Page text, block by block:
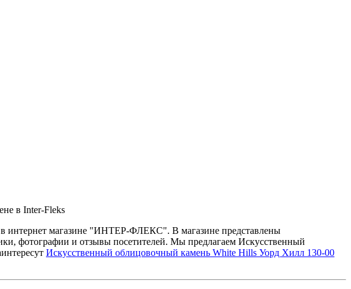
в Inter-Fleks
интернет магазине "ИНТЕР-ФЛЕКС". В магазине представлены
фотографии и отзывы посетителей. Мы предлагаем Искусственный
Искусственный облицовочный камень White Hills Уорд Хилл 130-00